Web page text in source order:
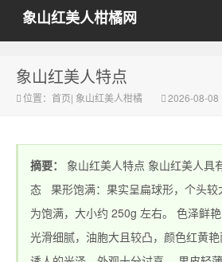
象山红美人柑橘网
象山红美人特点
位置： 首页| 象山红美人柑橘 2026-08-08
摘要：
象山红美人特点 象山红美人
态 果形饱满：果实呈扁球形，个头较
为饱满，大小约 250g 左右。 色泽鲜
光滑细腻，油胞大且较凸，颜色红黄